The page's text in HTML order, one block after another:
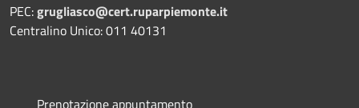
PEC:grugliasco@cert.ruparpiemonte.it
Centralino Unico: 011 40131
Prenotazione appuntamento